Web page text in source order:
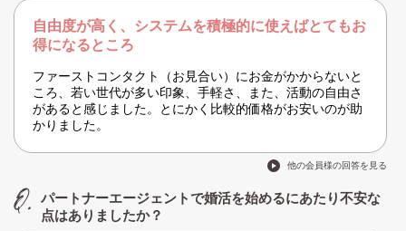
自由度が高く、システムを積極的に使えばとてもお
得になるところ
ファーストコンタクト（お見合い）にお金がかからないと
ころ、若い世代が多い印象、手軽さ、また、活動の自由さ
があると感じました。とにかく比較的価格がお安いのが助
かりました。
他の会員様の回答を見る
パートナーエージェントで婚活を始めるにあたり不安な
点はありましたか？